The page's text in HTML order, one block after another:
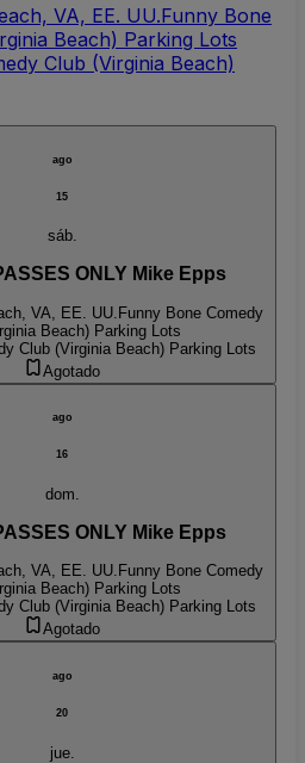
VA, EE. UU.Funny Bone
Beach) Parking Lots
Club (Virginia Beach)
ago
15
sáb.
ONLY Mike Epps
VA, EE. UU. Funny Bone Comedy
Beach) Parking Lots
Club (Virginia Beach) Parking Lots
Agotado
ago
16
dom.
ONLY Mike Epps
VA, EE. UU.Funny Bone Comedy
Beach) Parking Lots
Club (Virginia Beach) Parking Lots
Agotado
ago
20
jue.